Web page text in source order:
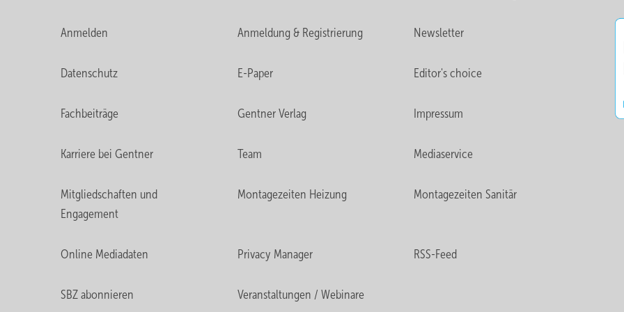
Anmelden Anmeldung & Registrierung Newsletter
Datenschutz E-Paper Editor's choice
Fachbeiträge Gentner Verlag Impressum
Karriere bei Gentner Team Mediaservice
Mitgliedschaften und
Engagement
Montagezeiten Heizung Montagezeiten Sanitär
Online Mediadaten Privacy Manager RSS-Feed
SBZ abonnieren Veranstaltungen / Webinare